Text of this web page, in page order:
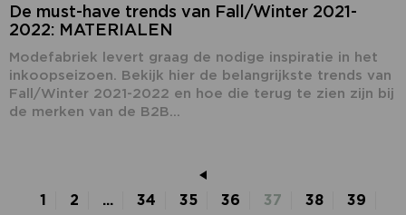
De must-have trends van Fall/Winter 2021-
2022: MATERIALEN
Modefabriek levert graag de nodige inspiratie in het
inkoopseizoen. Bekijk hier de belangrijkste trends van
Fall/Winter 2021-2022 en hoe die terug te zien zijn bij
de merken van de B2B...
1 2 ... 34 35 36 37 38
39